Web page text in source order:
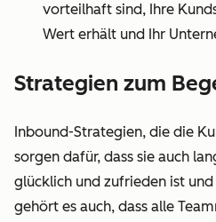
vorteilhaft sind, Ihre
Wert erhält und Ihr
Strategien zum
Inbound-Strategien, die die
sorgen dafür, dass sie auch
glücklich und zufrieden ist
gehört es auch, dass alle